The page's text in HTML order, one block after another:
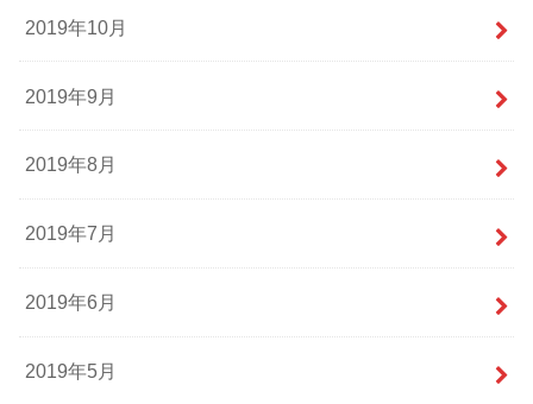
2019年10月
2019年9月
2019年8月
2019年7月
2019年6月
2019年5月